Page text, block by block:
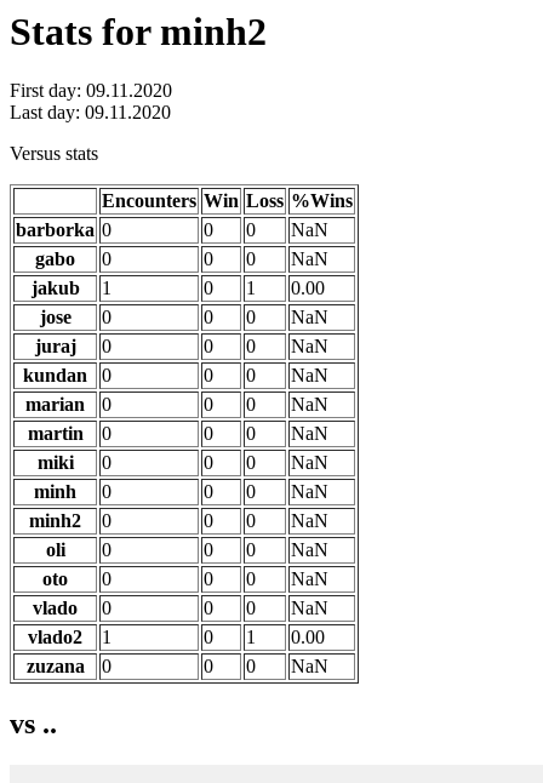
Stats for minh2
First day: 09.11.2020
Last day: 09.11.2020
Versus stats
Encounters Win Loss %Wins
barborka 0 0 0
NaN
gabo
0 0 0
NaN
jakub
1 0 1
0.00
jose
0 0 0
NaN
juraj
0 0 0
NaN
kundan
0 0 0
NaN
marian
0 0 0
NaN
martin
0 0 0
NaN
miki
0 0 0
NaN
minh
0 0 0
NaN
minh2
0 0 0
NaN
oli
0 0 0
NaN
oto
0 0 0
NaN
vlado
0 0 0
NaN
vlado2
1 0 1
0.00
zuzana
0 0 0 NaN
vs ..